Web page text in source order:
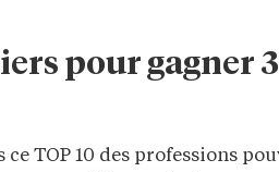
pour gagner
ce TOP 10 des professions